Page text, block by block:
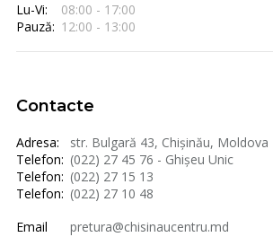
Lu-Vi:
08:00 - 17:00
Pauză: 12:00 - 13:00
Contacte
Adresa:
str. Bulgară 43, Chișinău, Moldova
Telefon: (022) 27 45 76 - Ghișeu Unic
Telefon: (022) 27 15 13
Telefon: (022) 27 10 48
Email
pretura@chisinaucentru.md